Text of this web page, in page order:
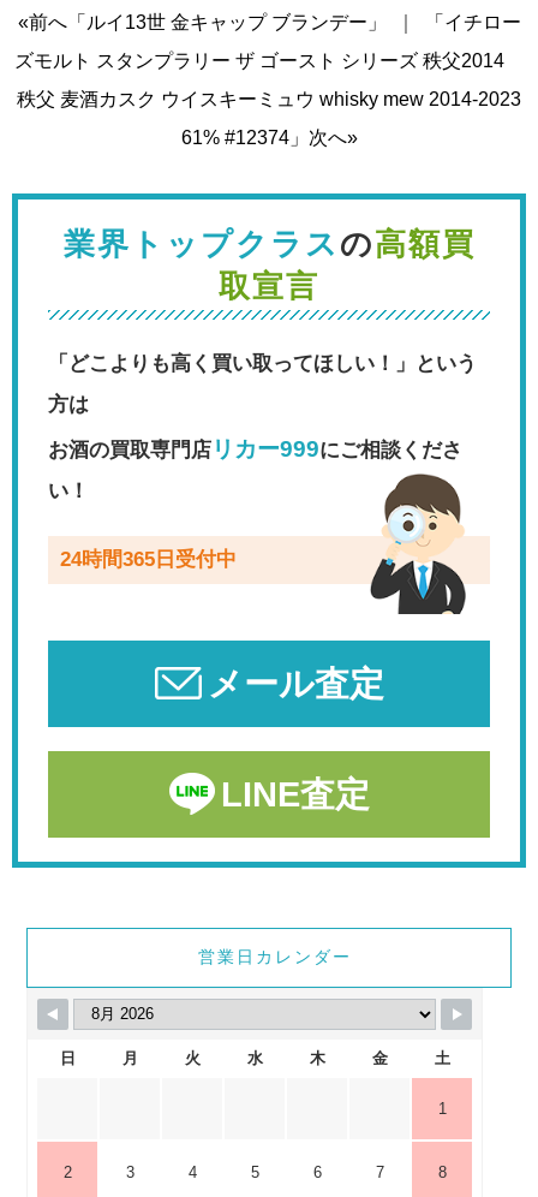
«前へ「ルイ13世 金キャップ ブランデー」
「イチロー
ズモルト スタンプラリー ザ ゴースト シリーズ 秩父2014
秩父 麦酒カスク ウイスキーミュウ whisky mew 2014-2023
61% #12374」次へ»
業界トップクラス の高額買
取宣言
「どこよりも高く買い取ってほしい！」という
方は
お酒の買取専門店 リカー999にご相談くださ
い！
24時間365日受付中
メール査定
LINE査定
営業日カレンダー
日 月 火 水 木 金 土
1
2 3 4 5 6 7 8